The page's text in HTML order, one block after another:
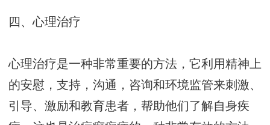
四、心理治疗
心理治疗是一种非常重要的方法，它利用精神上
的安慰，支持，沟通，咨询和环境监管来刺激、
引导、激励和教育患者，帮助他们了解自身疾